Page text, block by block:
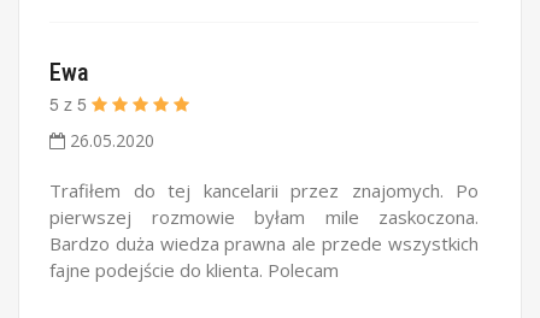
Ewa
5 z 5
26.05.2020
Trafiłem do tej kancelarii przez znajomych. Po
pierwszej rozmowie byłam mile zaskoczona.
Bardzo duża wiedza prawna ale przede wszystkich
fajne podejście do klienta. Polecam